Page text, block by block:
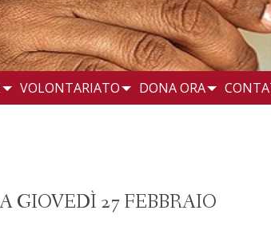
VOLONTARIATO DONA ORA
GIOVEDÌ 27 FEBBRAIO